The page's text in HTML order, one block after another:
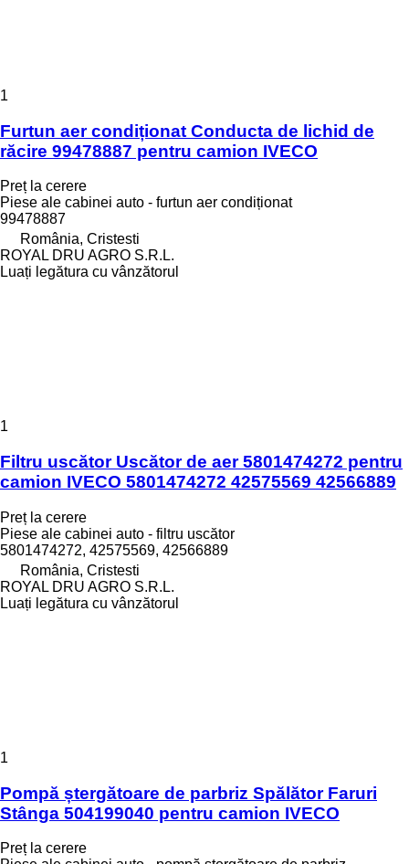
1
Furtun aer condiționat Conducta de lichid de
răcire 99478887 pentru camion IVECO
Preț la cerere
Piese ale cabinei auto - furtun aer condiționat
99478887
România, Cristesti
ROYAL DRU AGRO S.R.L.
Luați legătura cu vânzătorul
1
Filtru uscător Uscător de aer 5801474272 pentru
camion IVECO 5801474272 42575569 42566889
Preț la cerere
Piese ale cabinei auto - filtru uscător
5801474272, 42575569, 42566889
România, Cristesti
ROYAL DRU AGRO S.R.L.
Luați legătura cu vânzătorul
1
Pompă ștergătoare de parbriz Spălător Faruri
Stânga 504199040 pentru camion IVECO
Preț la cerere